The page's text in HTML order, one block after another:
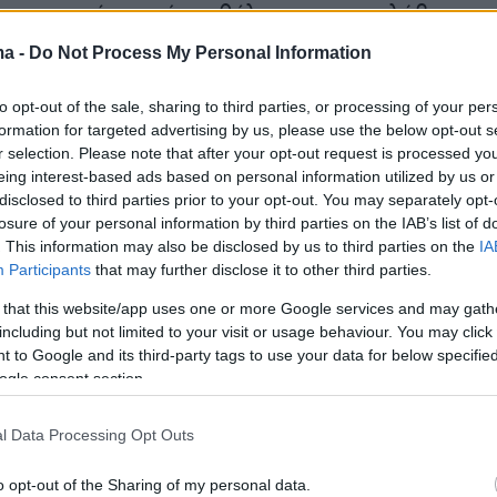
- Do Not Process My Personal Information
opt-out of the sale, sharing to third parties, or processing of your
for targeted advertising by us, please use the below opt-out
selection. Please note that after your opt-out request is processed
interest-based ads based on personal information utilized by us
to third parties prior to your opt-out. You may separately
of your personal information by third parties on the IAB’s list of
This information may also be disclosed by us to third parties on the
Participants that may further disclose it to other third parties.
that this website/app uses one or more Google services and may
but not limited to your visit or usage behaviour. You may
to Google and its third-party tags to use your data for below
consent section.
Data Processing Opt Outs
opt-out of the Sharing of my personal data.
όσοι θέλουν να καταλάβουν
έγινε το φοβερό 2015 καλύτερα να
και της Βικτώριας Δενδρινού. Σε όσους
παρα­μυθάκια με καλούς ήρωες και κακούς
στραφούν στο βιβλίο του Βαρουφάκη. Το
για το 2015 ανήκει στο λογοτεχνικό
φαντασίας. Η γνώμη μου για
είναι η χειρότερη. Είναι ένας εγωπαθής,
για να προβληθεί ως, τάχα, μεγάλος
και πολιτικός αναμορφωτής.